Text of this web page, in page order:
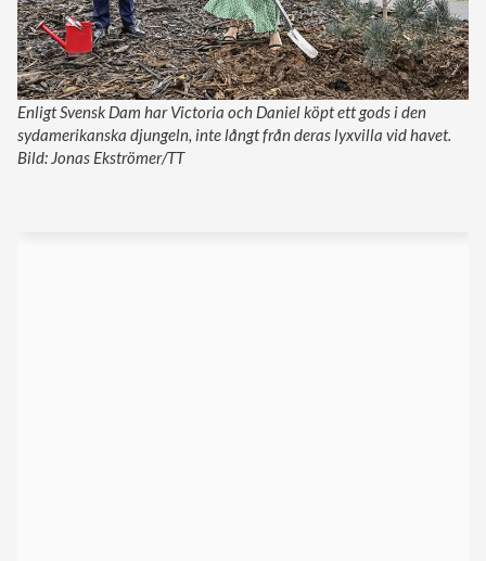
Enligt Svensk Dam har Victoria och Daniel köpt ett gods i den
sydamerikanska djungeln, inte långt från deras lyxvilla vid havet.
Bild: Jonas Ekströmer/TT